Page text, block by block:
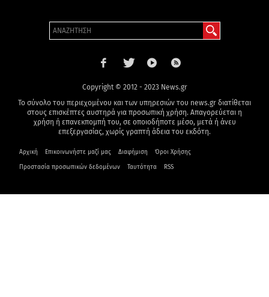
Copyright © 2012 - 2023 News.gr
Το σύνολο του περιεχομένου και των υπηρεσιών του news.gr διατίθεται
στους επισκέπτες αυστηρά για προσωπική χρήση. Απαγορεύεται η
χρήση ή επανεκπομπή του, σε οποιοδήποτε μέσο, μετά ή άνευ
επεξεργασίας, χωρίς γραπτή άδεια του εκδότη.
Αρχική Επικοινωνήστε μαζί μας Διαφήμιση Όροι Χρήσης
Προστασία προσωπικών δεδομένων Ταυτότητα RSS